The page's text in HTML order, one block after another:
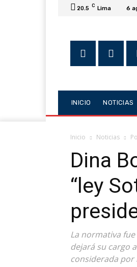
20.5 C Lima 6
INICIO NOTICIAS
Inicio Noticias
Dina
“ley
La normativa
dejará su cargo
considerada por